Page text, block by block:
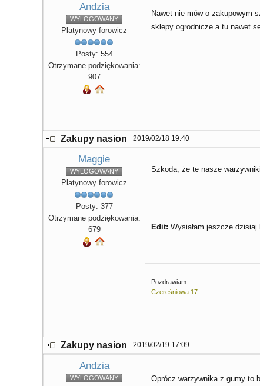
Andzia
WYLOGOWANY
Platynowy forowicz
Posty: 554
Otrzymane podziękowania:
907
Nawet nie mów o zakupowym
sklepy ogrodnicze a tu nawet
Zakupy nasion 2019/02/18 19:40
Maggie
WYLOGOWANY
Platynowy forowicz
Posty: 377
Otrzymane podziękowania:
679
Szkoda, że te nasze
Edit: Wysiałam jeszcze dzisiaj
Pozdrawiam
Czereśniowa 17
Zakupy nasion 2019/02/19 17:09
Andzia
WYLOGOWANY Oprócz warzywnika z gumy to